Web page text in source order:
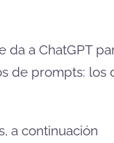
da a ChatGPT
de prompts: los
a continuación